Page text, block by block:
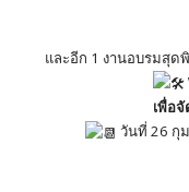
และอีก 1 งานอบรมสุด
เพื่อ
วันที่ 26 กุ